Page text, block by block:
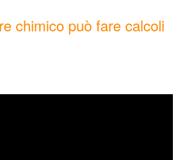
chimico può fare calcoli